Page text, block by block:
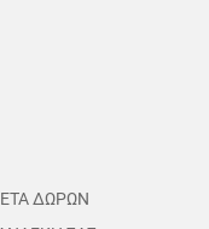
ΔΩΡΩΝ